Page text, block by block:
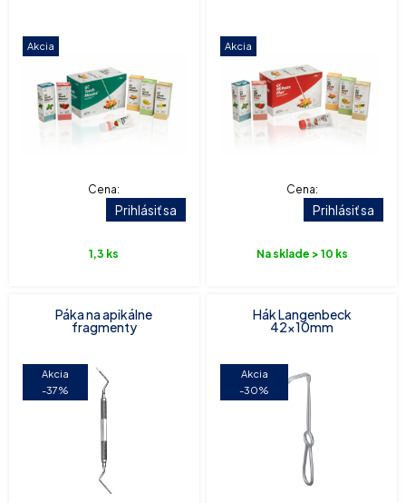
Akcia
Cena:
Prihlásiť sa
1,3 ks
Akcia
Cena:
Prihlásiť sa
Na sklade > 10 ks
Páka na apikálne
fragmenty
Akcia
-37%
Hák Langenbeck
42x10mm
Akcia
-30%